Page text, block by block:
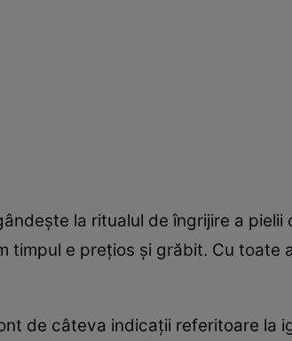
la ritualul de îngrijire a
timpul e preţios şi grăbit. Cu toate
de câteva indicaţii referitoare la